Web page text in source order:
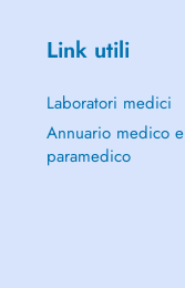
Link utili
Laboratori medici
Annuario medico e
paramedico